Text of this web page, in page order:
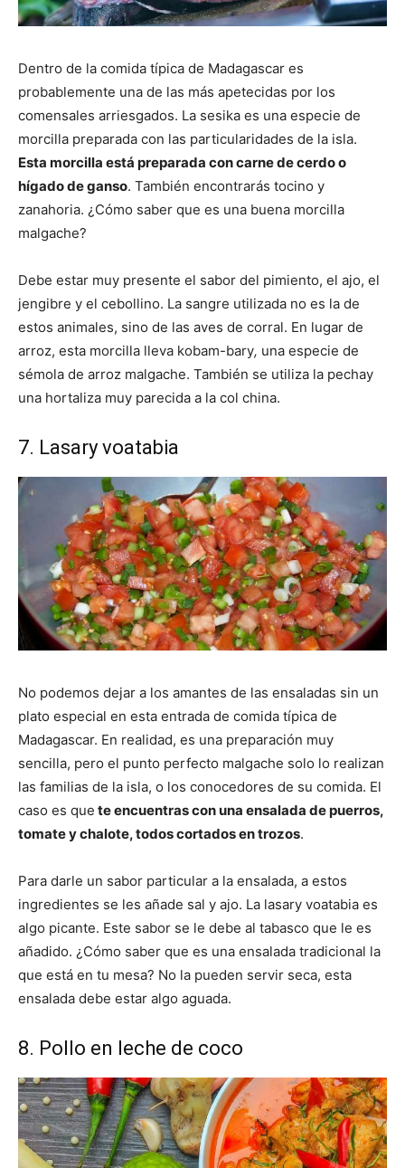
Dentro de la comida típica de Madagascar es
probablemente una de las más apetecidas por los
comensales arriesgados. La sesika es una especie de
morcilla preparada con las particularidades de la isla.
Esta morcilla está preparada con carne de cerdo o
hígado de ganso. También encontrarás tocino y
zanahoria. ¿Cómo saber que es una buena morcilla
malgache?
Debe estar muy presente el sabor del pimiento, el ajo, el
jengibre y el cebollino. La sangre utilizada no es la de
estos animales, sino de las aves de corral. En lugar de
arroz, esta morcilla lleva kobam-bary, una especie de
sémola de arroz malgache. También se utiliza la pechay
una hortaliza muy parecida a la col china.
7. Lasary voatabia
No podemos dejar a los amantes de las ensaladas sin un
plato especial en esta entrada de comida típica de
Madagascar. En realidad, es una preparación muy
sencilla, pero el punto perfecto malgache solo lo realizan
las familias de la isla, o los conocedores de su comida. El
caso es que te encuentras con una ensalada de puerros,
tomate y chalote, todos cortados en trozos.
Para darle un sabor particular a la ensalada, a estos
ingredientes se les añade sal y ajo. La lasary voatabia es
algo picante. Este sabor se le debe al tabasco que le es
añadido. ¿Cómo saber que es una ensalada tradicional la
que está en tu mesa? No la pueden servir seca, esta
ensalada debe estar algo aguada.
8. Pollo en leche de coco